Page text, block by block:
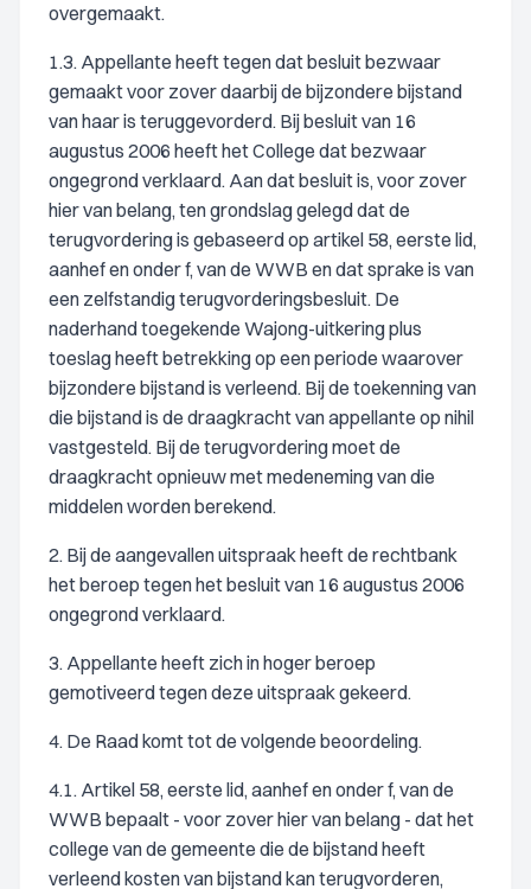
overgemaakt.
1.3. Appellante heeft tegen dat besluit bezwaar
gemaakt voor zover daarbij de bijzondere bijstand
van haar is teruggevorderd. Bij besluit van 16
augustus 2006 heeft het College dat bezwaar
ongegrond verklaard. Aan dat besluit is, voor zover
hier van belang, ten grondslag gelegd dat de
terugvordering is gebaseerd op artikel 58, eerste lid,
aanhef en onder f, van de WWB en dat sprake is van
een zelfstandig terugvorderingsbesluit. De
naderhand toegekende Wajong-uitkering plus
toeslag heeft betrekking op een periode waarover
bijzondere bijstand is verleend. Bij de toekenning van
die bijstand is de draagkracht van appellante op nihil
vastgesteld. Bij de terugvordering moet de
draagkracht opnieuw met medeneming van die
middelen worden berekend.
2. Bij de aangevallen uitspraak heeft de rechtbank
het beroep tegen het besluit van 16 augustus 2006
ongegrond verklaard.
3. Appellante heeft zich in hoger beroep
gemotiveerd tegen deze uitspraak gekeerd.
4. De Raad komt tot de volgende beoordeling.
4.1. Artikel 58, eerste lid, aanhef en onder f, van de
WWB bepaalt - voor zover hier van belang - dat het
college van de gemeente die de bijstand heeft
verleend kosten van bijstand kan terugvorderen,